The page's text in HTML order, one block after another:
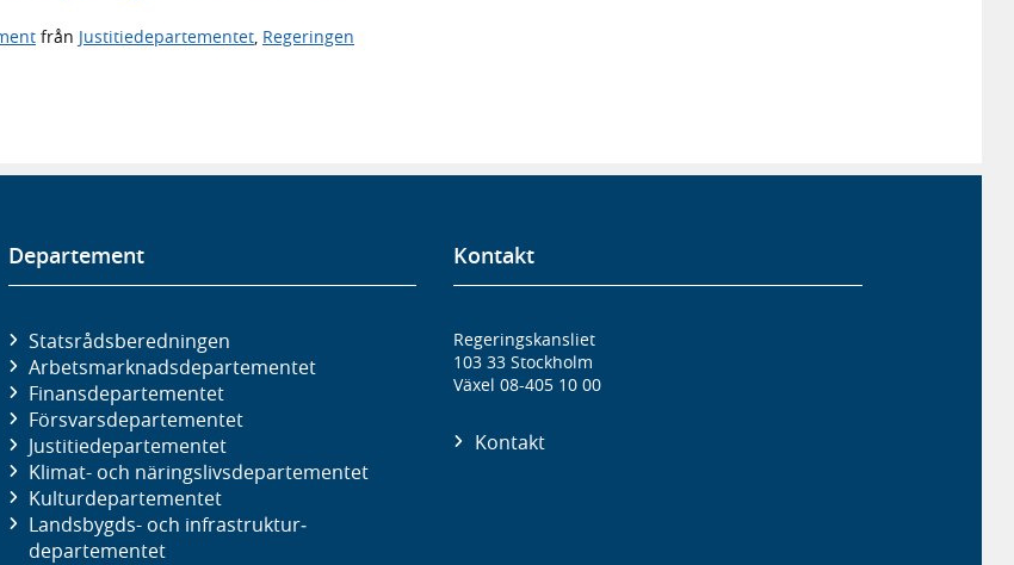
från Justitiedepartementet, Regeringen
Departement
Statsrådsberedningen
Arbetsmarknads­departementet
Finans­departementet
Försvars­departementet
Justitie­departementet
Klimat- och näringslivs­departementet
Kultur­departementet
Landsbygds- och infrastruktur­
departementet
Kontakt
Regeringskansliet
103 33 Stockholm
Växel 08-405 10 00
Kontakt